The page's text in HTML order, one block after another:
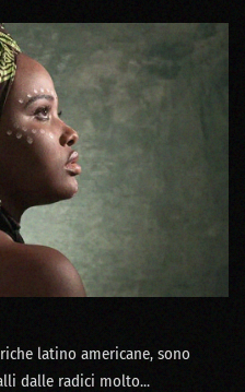
latino americane, sono
dalle radici molto...